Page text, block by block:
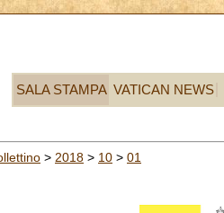
SALA STAMPA VATICAN NEWS
> 2018 > 10 > 01